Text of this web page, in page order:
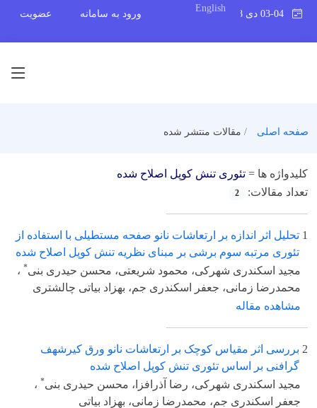
English
ورود به سامانه عضویت
صفحه اصلی مقالات منتشر شده
کلیدواژه ها = تئوری تنش کوپل اصلاح شده
تعداد مقالات:
2
1 تحلیل اثر اندازه بر ارتعاشات نانو صفحه مستطیلی با استفاده از
تئوری مرتبه سوم برشی بر مبنای نظریه تنش کوپل اصلاح شده
مجید اسکندری شهرکی، محمود شریعتی، محسن حیدری بنی* ،
محمدرضا زمانی، جعفر اسکندری جم، بهزاد بیاتی چالشتری
مشاهده مقاله
2 بررسی اثر مقیاس کوچک بر ارتعاشات نانو ورق کیرشهف
گرافنی بر اساس تئوری تنش کوپل اصلاح شده
مجید اسکندری شهرکی، رضا آذرافزا، محسن حیدری بنی* ،
جعفر اسکندری جم، محمدرضا زمانی، بهزاد بیاتی